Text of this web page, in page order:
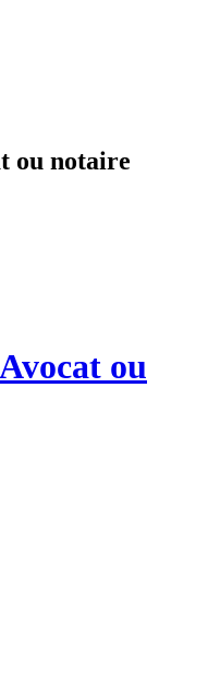
ou notaire
ou